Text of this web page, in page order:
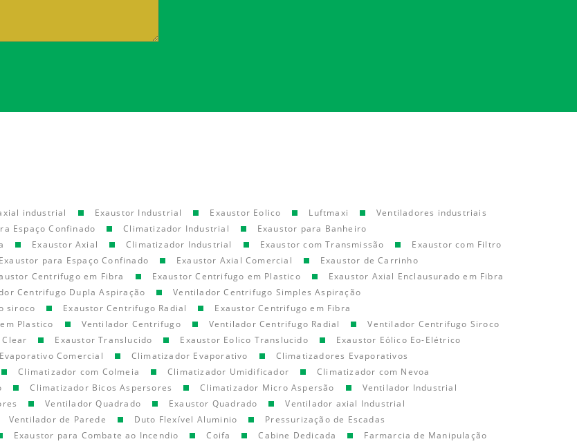
industrial Exaustor Industrial Exaustor Eolico Luftmaxi
Ventiladores industriais
Espaço Confinado Climatizador Industrial
Exaustor para Banheiro
Exaustor Axial Climatizador Industrial Exaustor com Transmissão
Exaustor com Filtro
Exaustor para Espaço Confinado Exaustor Axial Comercial
Exaustor de Carrinho
Centrifugo em Fibra Exaustor Centrifugo em Plastico
Exaustor Axial Enclausurado em Fibra
Centrifugo Dupla Aspiração
Ventilador Centrifugo Simples Aspiração
siroco Exaustor Centrifugo Radial
Exaustor Centrifugo em Fibra
Plastico Ventilador Centrifugo Ventilador Centrifugo Radial
Ventilador Centrifugo Siroco
Clear Exaustor Translucido Exaustor Eolico Translucido
Exaustor Eólico Eo-Elétrico
Comercial Climatizador Evaporativo
Climatizadores Evaporativos
Climatizador com Colmeia Climatizador Umidificador
Climatizador com Nevoa
Climatizador Bicos Aspersores Climatizador Micro Aspersão
Ventilador Industrial
Ventilador Quadrado Exaustor Quadrado
Ventilador axial Industrial
Ventilador de Parede Duto Flexível Aluminio
Pressurização de Escadas
Exaustor para Combate ao Incendio Coifa Cabine Dedicada
Farmarcia de Manipulação